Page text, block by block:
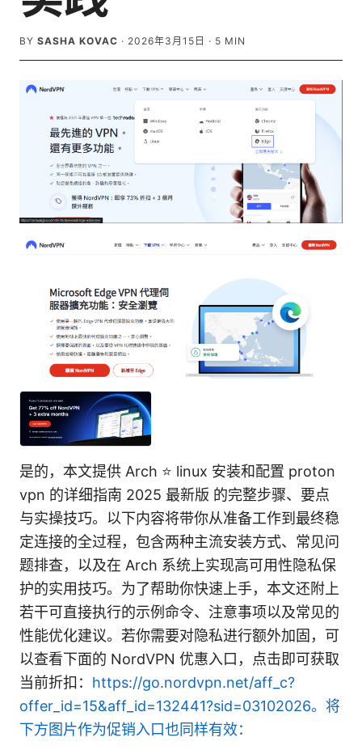
BY SASHA KOVAC · 2026年3月15日 · 5 MIN
是的，本文提供 Arch ⭐ linux 安装和配置 proton
vpn 的详细指南 2025 最新版 的完整步骤、要点
与实操技巧。以下内容将带你从准备工作到最终稳
定连接的全过程，包含两种主流安装方式、常见问
题排查，以及在 Arch 系统上实现高可用性隐私保
护的实用技巧。为了帮助你快速上手，本文还附上
若干可直接执行的示例命令、注意事项以及常见的
性能优化建议。若你需要对隐私进行额外加固，可
以查看下面的 NordVPN 优惠入口，点击即可获取
当前折扣： https://go.nordvpn.net/aff_c?
offer_id=15&aff_id=132441?sid=03102026。将
下方图片作为促销入口也同样有效：